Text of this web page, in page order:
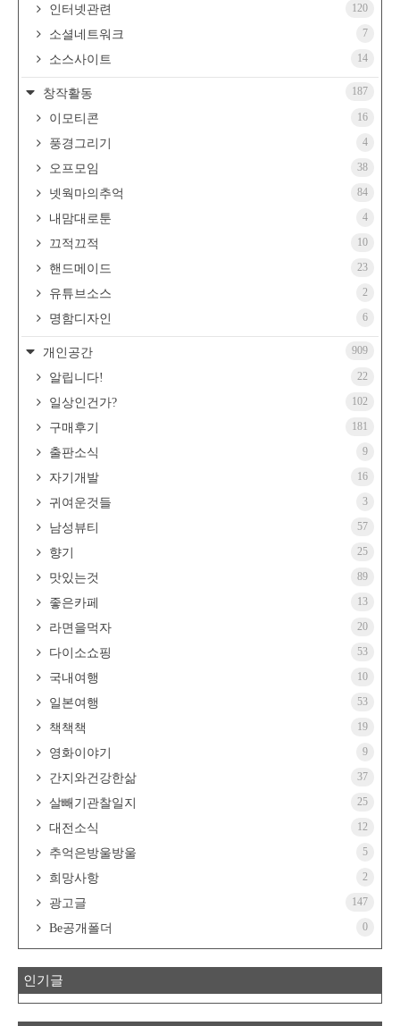
인터넷관련 120
소셜네트워크 7
소스사이트 14
창작활동 187
이모티콘 16
풍경그리기 4
오프모임 38
넷웍마의추억 84
내맘대로툰 4
끄적끄적 10
핸드메이드 23
유튜브소스 2
명함디자인 6
개인공간 909
알립니다! 22
일상인건가? 102
구매후기 181
출판소식 9
자기개발 16
귀여운것들 3
남성뷰티 57
향기 25
맛있는것 89
좋은카페 13
라면을먹자 20
다이소쇼핑 53
국내여행 10
일본여행 53
책책책 19
영화이야기 9
간지와건강한삶 37
살빼기관찰일지 25
대전소식 12
추억은방울방울 5
희망사항 2
광고글 147
Be공개폴더 0
인기글